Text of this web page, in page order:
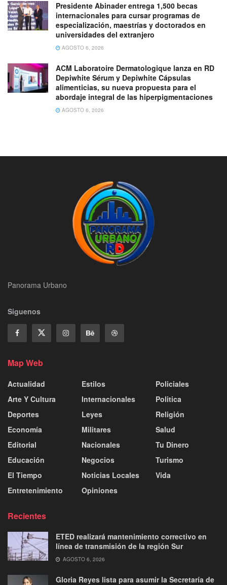
Presidente Abinader entrega 1,500 becas
internacionales para cursar programas de
especialización, maestrías y doctorados en
universidades del extranjero
AGOSTO 6, 2026
ACM Laboratoire Dermatologique lanza en RD
Depiwhite Sérum y Depiwhite Cápsulas
alimenticias, su nueva propuesta para el
abordaje integral de las hiperpigmentaciones
AGOSTO 6, 2026
Panorama Urbano
Siguenos
Map Web
Actualidad
Arte Y Cultura
Deportes
Economía
Editorial
Educación
El Tiempo
Entretenimiento
Estilos
Internacionales
Leyes
Militares
Nacionales
Negocios
Noticias Locales
Opiniones
Policiales
Politica
Religión
Salud
Tu Dinero
Turismo
Vida
Recientes
ETED realizará mantenimiento correctivo en
línea de transmisión de la región Sur
AGOSTO 6, 2026
Gloria Reyes lista para asumir la Secretaría de